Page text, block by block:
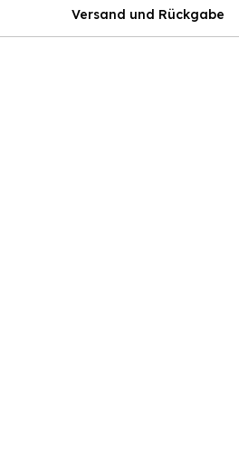
Versand und Rückgabe